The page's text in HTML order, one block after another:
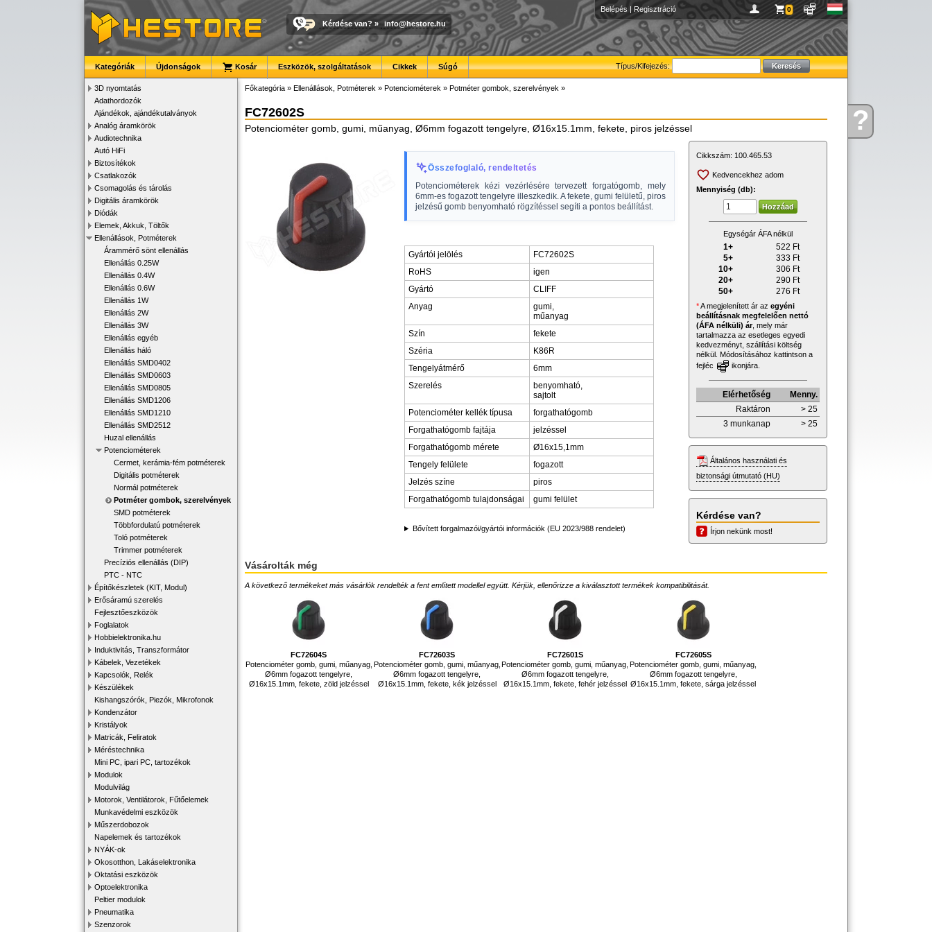
Kérdése?
Belépés | Regisztráció 0
Kérdése van? » info@hestore.hu
Típus/Kifejezés:
Kategóriák Újdonságok Kosár Eszközök, szolgáltatások Cikkek Súgó
3D nyomtatás
Adathordozók
Ajándékok, ajándékutalványok
Analóg áramkörök
Audiotechnika
Autó HiFi
Biztosítékok
Csatlakozók
Csomagolás és tárolás
Digitális áramkörök
Diódák
Elemek, Akkuk, Töltők
Ellenállások, Potméterek
Árammérő sönt ellenállás
Ellenállás 0.25W
Ellenállás 0.4W
Ellenállás 0.6W
Ellenállás 1W
Ellenállás 2W
Ellenállás 3W
Ellenállás egyéb
Ellenállás háló
Ellenállás SMD0402
Ellenállás SMD0603
Ellenállás SMD0805
Ellenállás SMD1206
Ellenállás SMD1210
Ellenállás SMD2512
Huzal ellenállás
Potenciométerek
Cermet, kerámia-fém potméterek
Digitális potméterek
Normál potméterek
Potméter gombok, szerelvények
SMD potméterek
Többfordulatú potméterek
Toló potméterek
Trimmer potméterek
Precíziós ellenállás (DIP)
PTC - NTC
Építőkészletek (KIT, Modul)
Erősáramú szerelés
Fejlesztőeszközök
Foglalatok
Hobbielektronika.hu
Induktivitás, Transzformátor
Kábelek, Vezetékek
Kapcsolók, Relék
Készülékek
Kishangszórók, Piezók, Mikrofonok
Kondenzátor
Kristályok
Matricák, Feliratok
Méréstechnika
Mini PC, ipari PC, tartozékok
Modulok
Modulvilág
Motorok, Ventilátorok, Fűtőelemek
Munkavédelmi eszközök
Műszerdobozok
Napelemek és tartozékok
NYÁK-ok
Okosotthon, Lakáselektronika
Oktatási eszközök
Optoelektronika
Peltier modulok
Pneumatika
Szenzorok
Főkategória » Ellenállások, Potméterek » Potenciométerek » Potméter gombok, szerelvények »
FC72602S
Potenciométer gomb, gumi, műanyag, Ø6mm fogazott tengelyre, Ø16x15.1mm, fekete, piros jelzéssel
Összefoglaló, rendeltetés
Potenciométerek kézi vezérlésére tervezett forgatógomb, mely
6mm-es fogazott tengelyre illeszkedik. A fekete, gumi felületű, piros
jelzésű gomb benyomható rögzítéssel segíti a pontos beállítást.
Gyártói jelölés
FC72602S
RoHS
igen
Gyártó
CLIFF
Anyag
gumi,
műanyag
Szín
fekete
Széria
K86R
Tengelyátmérő
6mm
Szerelés
benyomható,
sajtolt
Potenciométer kellék típusa
forgathatógomb
Forgathatógomb fajtája
jelzéssel
Forgathatógomb mérete
Ø16x15,1mm
Tengely felülete
fogazott
Jelzés színe
piros
Forgathatógomb tulajdonságai
gumi felület
Bővített forgalmazói/gyártói információk (EU 2023/988 rendelet)
Cikkszám: 100.465.53
Kedvencekhez adom
Mennyiség (db):
Egységár ÁFA nélkül
1+ 522 Ft
5+
333 Ft
10+
306 Ft
20+
290 Ft
50+
276 Ft
*A megjelenített ár az egyéni
beállításnak megfelelően nettó
(ÁFA nélküli) ár, mely már
tartalmazza az esetleges egyedi
kedvezményt, szállítási költség
nélkül. Módosításához kattintson a
fejléc
ikonjára.
Elérhetőség
Menny.
Raktáron
> 25
3 munkanap
> 25
Általános használati és
biztonsági útmutató (HU)
Kérdése van?
Írjon nekünk most!
Vásárolták még
A következő termékeket más vásárlók rendelték a fent említett modellel együtt. Kérjük, ellenőrizze a kiválasztott termékek kompatibilitását.
FC72604S
Potenciométer gomb, gumi, műanyag,
Ø6mm fogazott tengelyre,
Ø16x15.1mm, fekete, zöld jelzéssel
FC72603S
Potenciométer gomb, gumi, műanyag,
Ø6mm fogazott tengelyre,
Ø16x15.1mm, fekete, kék jelzéssel
FC72601S
Potenciométer gomb, gumi, műanyag,
Ø6mm fogazott tengelyre,
Ø16x15.1mm, fekete, fehér jelzéssel
FC72605S
Potenciométer gomb, gumi, műanyag,
Ø6mm fogazott tengelyre,
Ø16x15.1mm, fekete, sárga jelzéssel